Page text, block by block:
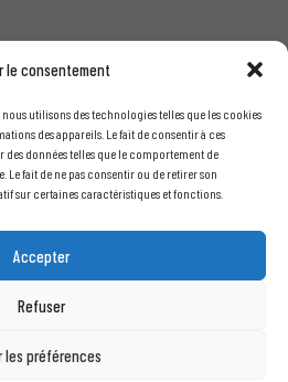
le consentement
utilisons des technologies telles que les cookies
des appareils. Le fait de consentir à ces
données telles que le comportement de
Le fait de ne pas consentir ou de retirer son
sur certaines caractéristiques et fonctions.
Accepter
Refuser
les préférences
devis